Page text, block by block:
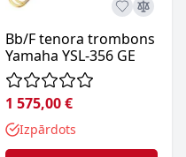
Bb/F tenora trombons
Yamaha YSL-356 GE
1 575,00 €
Izpārdots